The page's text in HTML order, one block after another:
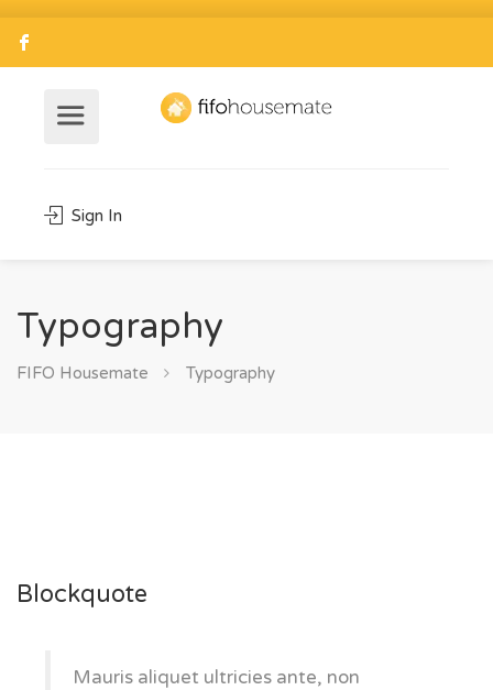
Sign In
Typography
FIFO Housemate Typography
Blockquote
Mauris aliquet ultricies ante, non